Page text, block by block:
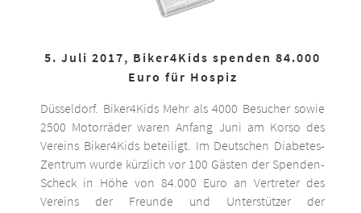
5. Juli 2017, Biker4Kids spenden 84.000
Euro für Hospiz
Düsseldorf. Biker4Kids Mehr als 4000 Besucher sowie
2500 Motorräder waren Anfang Juni am Korso des
Vereins Biker4Kids beteiligt. Im Deutschen Diabetes-
Zentrum wurde kürzlich vor 100 Gästen der Spenden-
Scheck in Höhe von 84.000 Euro an Vertreter des
Vereins der Freunde und Unterstützer der